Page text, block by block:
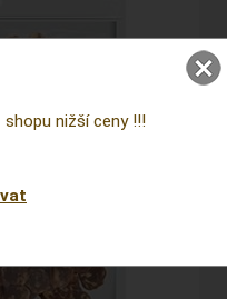
nižší ceny !!!